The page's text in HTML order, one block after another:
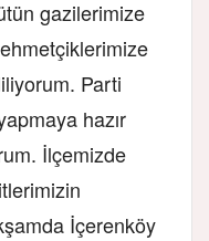
gazilerimize
Parti
hazır
İlçemizde
İçerenköy